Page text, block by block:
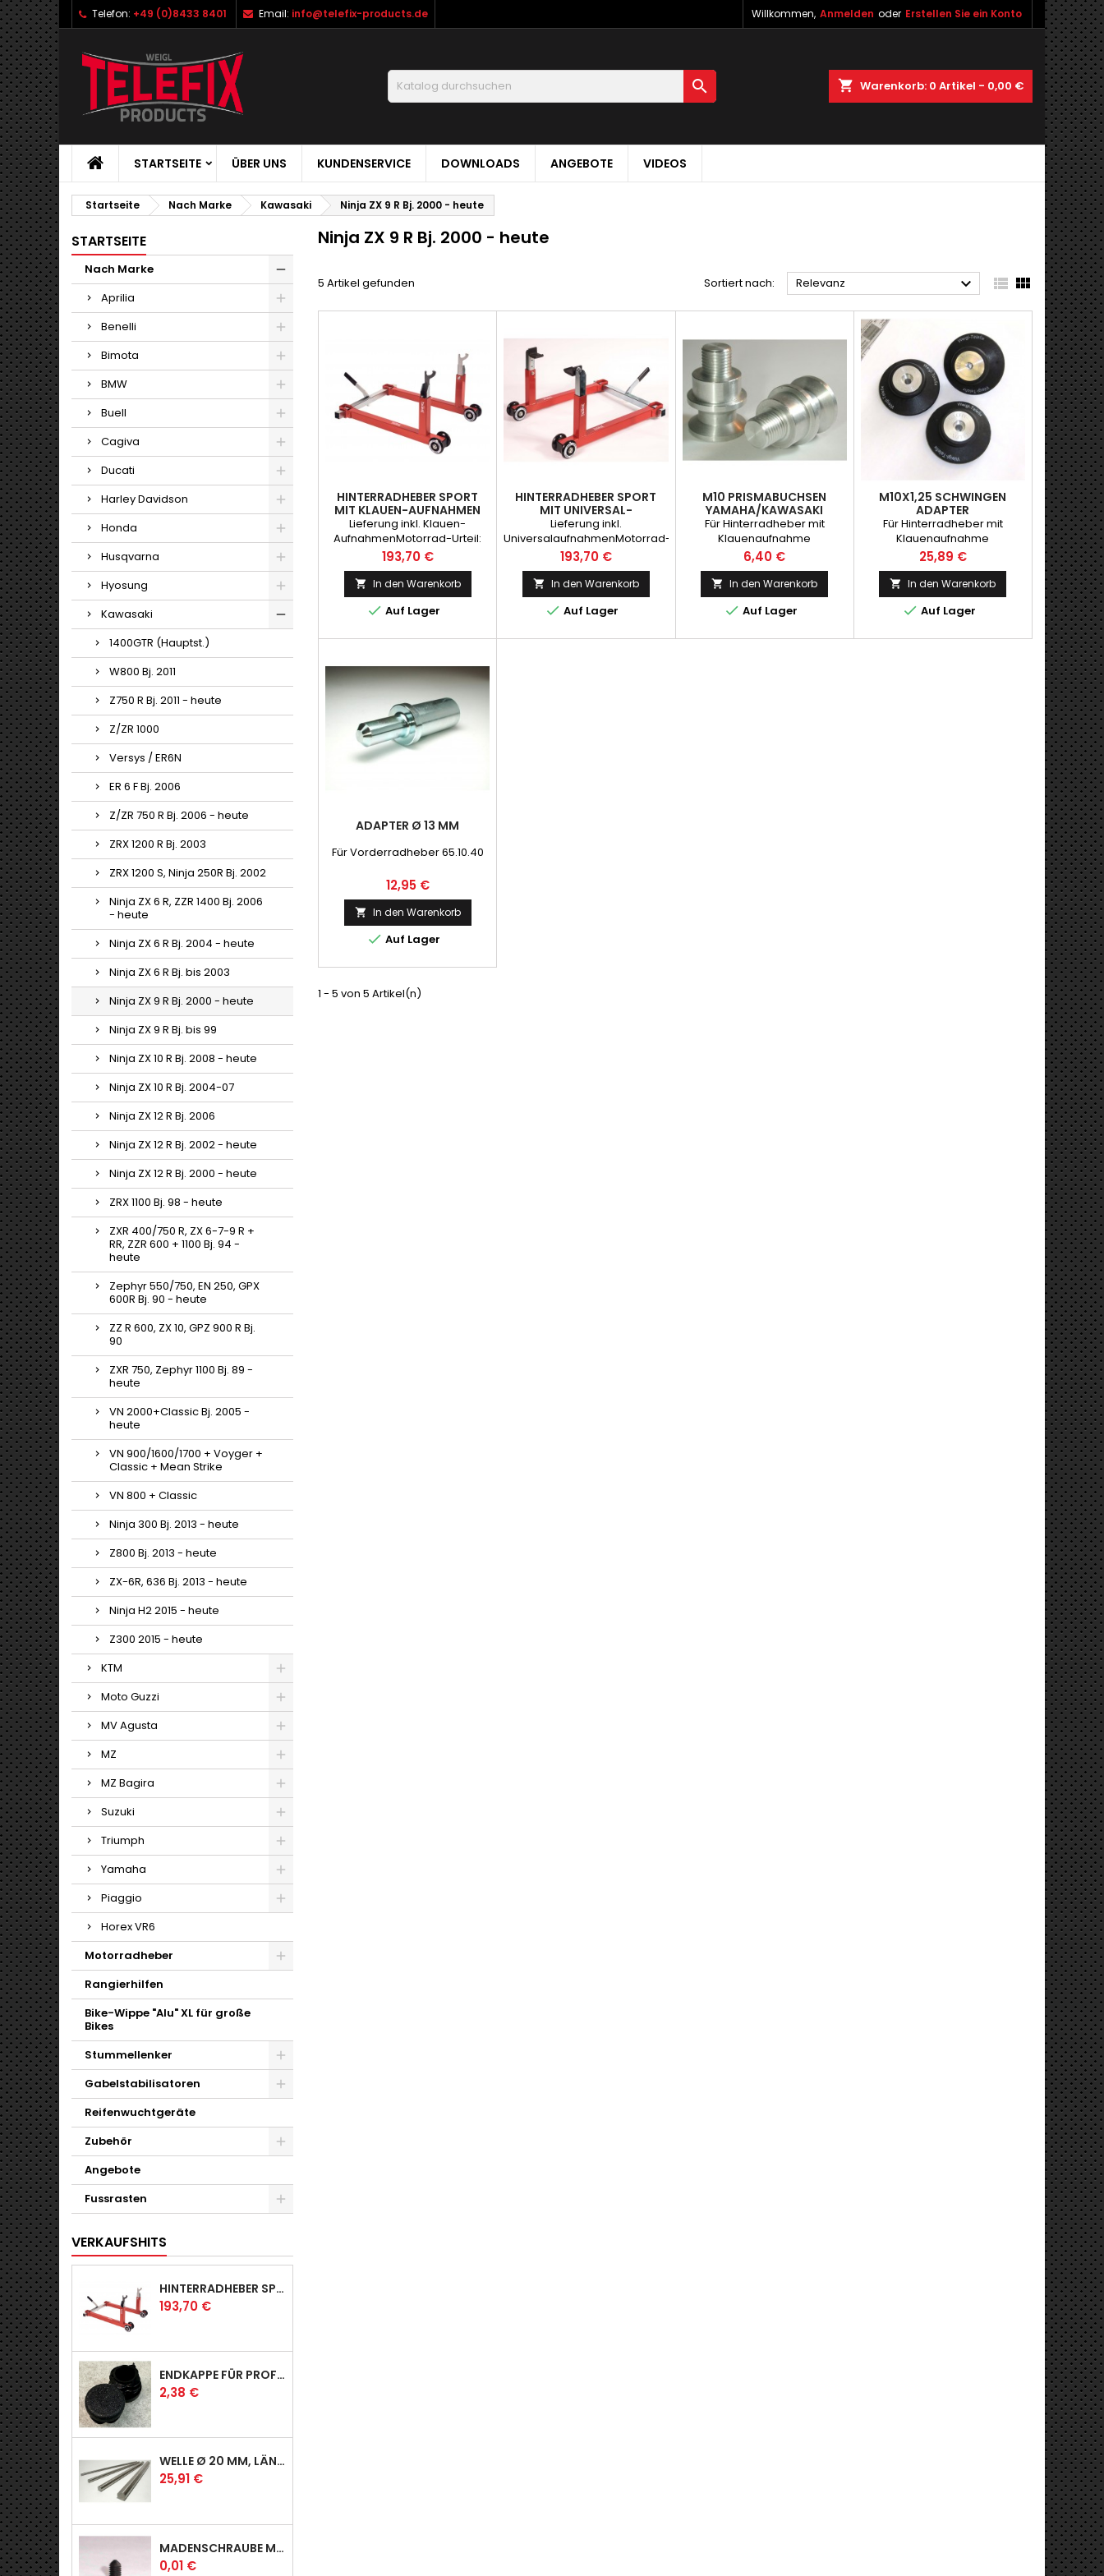
Telefon: +49 (0)8433 8401 Email: info@telefix-products.de Willkommen, Anmelden oder Erstellen Sie ein Konto
shopping_cart Warenkorb: 0 Artikel - 0,00 €

STARTSEITE ÜBER UNS KUNDENSERVICE DOWNLOADS ANGEBOTE VIDEOS
Startseite Nach Marke Kawasaki Ninja ZX 9 R Bj. 2000 - heute
STARTSEITE
Nach Marke
Aprilia
Benelli
Bimota
BMW
Buell
Cagiva
Ducati
Harley Davidson
Honda
Husqvarna
Hyosung
Kawasaki
1400GTR (Hauptst.)
W800 Bj. 2011
Z750 R Bj. 2011 - heute
Z/ZR 1000
Versys / ER6N
ER 6 F Bj. 2006
Z/ZR 750 R Bj. 2006 - heute
ZRX 1200 R Bj. 2003
ZRX 1200 S, Ninja 250R Bj. 2002
Ninja ZX 6 R, ZZR 1400 Bj. 2006
- heute
Ninja ZX 6 R Bj. 2004 - heute
Ninja ZX 6 R Bj. bis 2003
Ninja ZX 9 R Bj. 2000 - heute
Ninja ZX 9 R Bj. bis 99
Ninja ZX 10 R Bj. 2008 - heute
Ninja ZX 10 R Bj. 2004-07
Ninja ZX 12 R Bj. 2006
Ninja ZX 12 R Bj. 2002 - heute
Ninja ZX 12 R Bj. 2000 - heute
ZRX 1100 Bj. 98 - heute
ZXR 400/750 R, ZX 6-7-9 R +
RR, ZZR 600 + 1100 Bj. 94 -
heute
Zephyr 550/750, EN 250, GPX
600R Bj. 90 - heute
ZZ R 600, ZX 10, GPZ 900 R Bj.
90
ZXR 750, Zephyr 1100 Bj. 89 -
heute
VN 2000+Classic Bj. 2005 -
heute
VN 900/1600/1700 + Voyger +
Classic + Mean Strike
VN 800 + Classic
Ninja 300 Bj. 2013 - heute
Z800 Bj. 2013 - heute
ZX-6R, 636 Bj. 2013 - heute
Ninja H2 2015 - heute
Z300 2015 - heute
KTM
Moto Guzzi
MV Agusta
MZ
MZ Bagira
Suzuki
Triumph
Yamaha
Piaggio
Horex VR6
Motorradheber
Rangierhilfen
Bike-Wippe "Alu" XL für große
Bikes
Stummellenker
Gabelstabilisatoren
Reifenwuchtgeräte
Zubehör
Angebote
Fussrasten
VERKAUFSHITS
HINTERRADHEBER SPORT MIT KLAUEN-AUFNAHMEN
Preis
193,70 €
ENDKAPPE FÜR PROFI & RACER
Preis
2,38 €
WELLE Ø 20 MM, LÄNGE 390 MM
Preis
25,91 €
MADENSCHRAUBE MIT SPITZE
Preis
0,01 €
Ninja ZX 9 R Bj. 2000 - heute
5 Artikel gefunden Sortiert nach: Relevanz   
HINTERRADHEBER SPORT
MIT KLAUEN-AUFNAHMEN
Lieferung inkl. Klauen-
AufnahmenMotorrad-Urteil:
sehr gut2Räder-Urteil: sehr
gutMotorradfahrer
Empfehlung
Preis
193,70 €
 In den Warenkorb
 Auf Lager
HINTERRADHEBER SPORT
MIT UNIVERSAL-
AUFNAHMEN
Lieferung inkl.
UniversalaufnahmenMotorrad-
Urteil: sehr gut2Räder-Urteil:
Sehr gutMotorradfahrer:
Empfehlung
Preis
193,70 €
 In den Warenkorb
 Auf Lager
M10 PRISMABUCHSEN
YAMAHA/KAWASAKI
Für Hinterradheber mit
Klauenaufnahme
Preis
6,40 €
 In den Warenkorb
 Auf Lager
M10X1,25 SCHWINGEN
ADAPTER
YAMAHA/KAWASAKI
Für Hinterradheber mit
Klauenaufnahme
Preis
25,89 €
 In den Warenkorb
 Auf Lager
ADAPTER Ø 13 MM
Für Vorderradheber 65.10.40
Preis
12,95 €
 In den Warenkorb
 Auf Lager
1 - 5 von 5 Artikel(n)